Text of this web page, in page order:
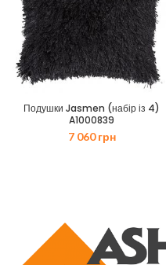
Подушки Jasmen (набір із 4)
A1000839
7 060грн